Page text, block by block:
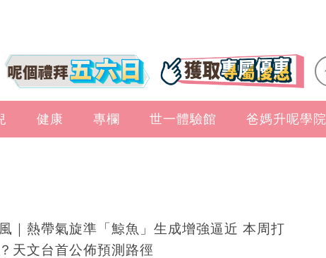
健康 專欄 世一體驗館 爸媽升呢學院
｜熱帶氣旋準「鯨魚」生成增強逼近 本周打
天文台首公佈預測路徑